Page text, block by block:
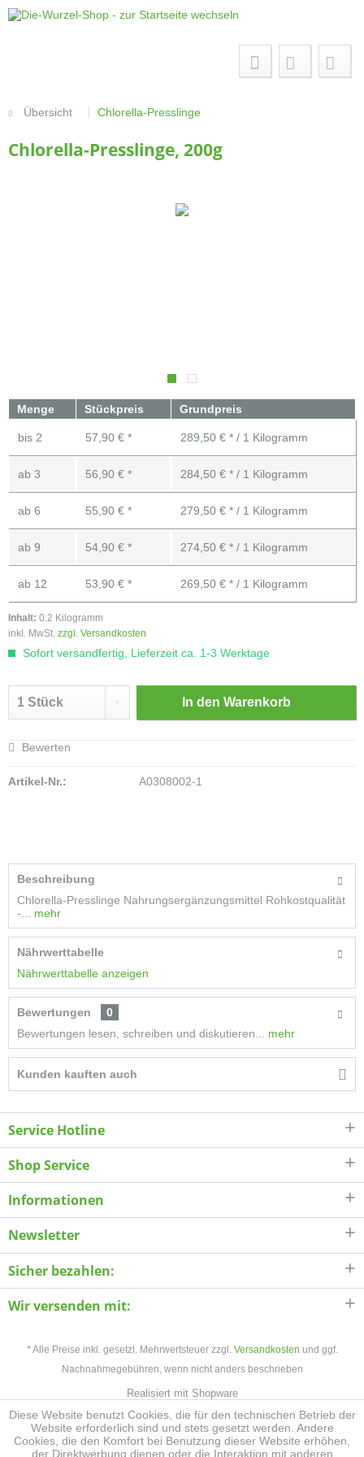
Übersicht Chlorella-Presslinge
Chlorella-Presslinge, 200g
Menge Stückpreis Grundpreis
bis 2 57,90 € * 289,50 € * / 1 Kilogramm
ab 3 56,90 € * 284,50 € * / 1 Kilogramm
ab 6 55,90 € * 279,50 € * / 1 Kilogramm
ab 9 54,90 € * 274,50 € * / 1 Kilogramm
ab 12 53,90 € * 269,50 € * / 1 Kilogramm
Inhalt: 0.2 Kilogramm
inkl. MwSt. zzgl. Versandkosten
Sofort versandfertig, Lieferzeit ca. 1-3 Werktage
In den Warenkorb
Bewerten
Artikel-Nr.: A0308002-1
Beschreibung
Chlorella-Presslinge Nahrungsergänzungsmittel Rohkostqualität
-...
mehr
Nährwerttabelle
Nährwerttabelle anzeigen
Bewertungen
0
Bewertungen lesen, schreiben und diskutieren...
mehr
Kunden kauften auch
Service Hotline
Shop Service
Informationen
Newsletter
Sicher bezahlen:
Wir versenden mit:
* Alle Preise inkl. gesetzl. Mehrwertsteuer zzgl. Versandkosten und ggf.
Nachnahmegebühren, wenn nicht anders beschrieben
Realisiert mit Shopware
Diese Website benutzt Cookies, die für den technischen Betrieb der
Website erforderlich sind und stets gesetzt werden. Andere
Cookies, die den Komfort bei Benutzung dieser Website erhöhen,
der Direktwerbung dienen oder die Interaktion mit anderen